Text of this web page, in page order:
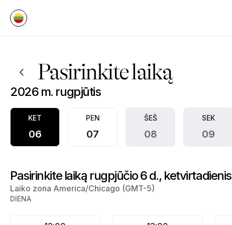
Pasirinkite laiką
2026 m. rugpjūtis
KET
06
PEN
07
ŠEŠ
08
SEK
09
Pasirinkite laiką rugpjūčio 6 d., ketvirtadienis
Laiko zona America/Chicago (GMT-5)
DIENA